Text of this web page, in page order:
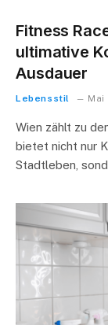
Fitness
ultimative
Ausdauer
Lebensstil Mai
Wien zählt zu
bietet nicht nur
Stadtleben,